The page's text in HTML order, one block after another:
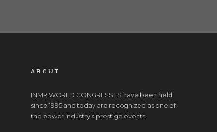
ABOUT
INMR WORLD CONGRESSES have been held
since 1995 and today are recognized as one of
the power industry’s prestige events.